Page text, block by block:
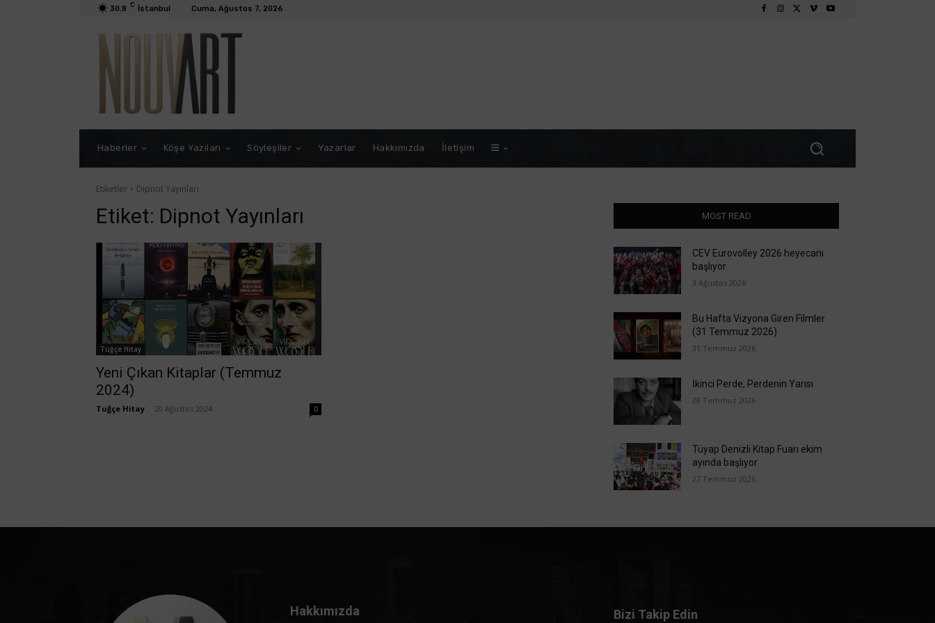
30.8 C İstanbul Cuma, Ağustos 7, 2026
Haberler Köşe Yazıları Söyleşiler Yazarlar Hakkımızda İletişim
Etiketler Dipnot Yayınları
Etiket: Dipnot Yayınları
Tuğçe Hitay
Yeni Çıkan Kitaplar (Temmuz
2024)
Tuğçe Hitay 20 Ağustos 2024 0
MOST READ
CEV Eurovolley 2026 heyecanı
başlıyor
3 Ağustos 2026
Bu Hafta Vizyona Giren Filmler
(31 Temmuz 2026)
31 Temmuz 2026
İkinci Perde, Perdenin Yarısı
28 Temmuz 2026
Tüyap Denizli Kitap Fuarı ekim
ayında başlıyor
27 Temmuz 2026
Hakkımızda Bizi Takip Edin